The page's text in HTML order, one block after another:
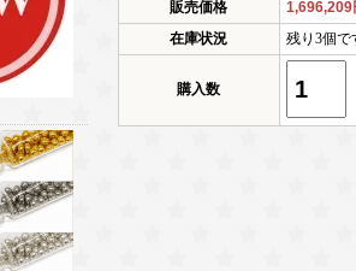
販売価格
1,696,209
在庫状況
残り3個で
購入数